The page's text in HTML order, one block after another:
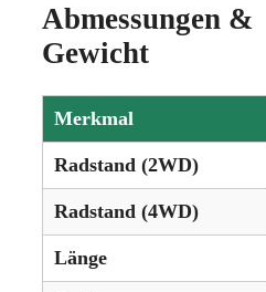
Abmessungen &
Gewicht
Merkmal
Radstand (2WD)
Radstand (4WD)
Länge